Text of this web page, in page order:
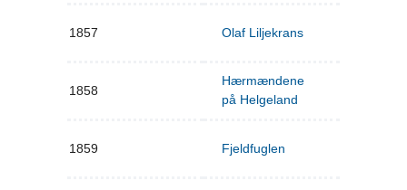
1857 Olaf Liljekrans
1858
Hærmændene
på Helgeland
1859 Fjeldfuglen